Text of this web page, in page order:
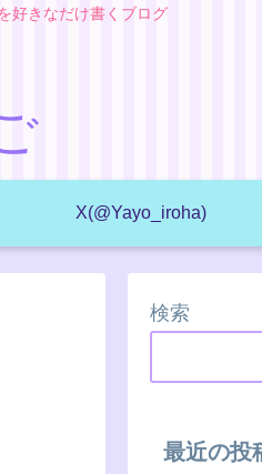
好きなだけ書くブログ
X(@Yayo_iroha)
検索
最近の投